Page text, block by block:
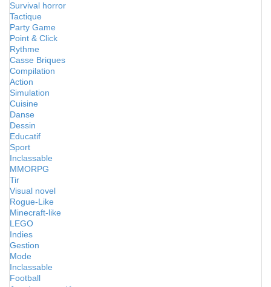
Survival horror
Tactique
Party Game
Point & Click
Rythme
Casse Briques
Compilation
Action
Simulation
Cuisine
Danse
Dessin
Educatif
Sport
Inclassable
MMORPG
Tir
Visual novel
Rogue-Like
Minecraft-like
LEGO
Indies
Gestion
Mode
Inclassable
Football